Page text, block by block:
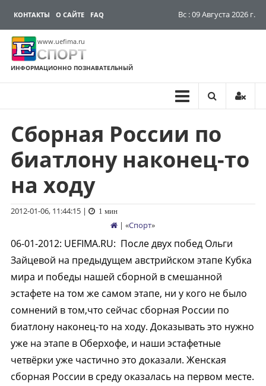
КОНТАКТЫ О САЙТЕ FAQ Вс : 09 Августа 2026 г.
www.uefima.ru
СПОРТ
ИНФОРМАЦИОННО ПОЗНАВАТЕЛЬНЫЙ
Перейти
содержимому
Сборная России по
биатлону наконец-то
на ходу
2012-01-06, 11:44:15| 1 мин
| «Спорт»
06-01-2012: UEFIMA.RU: После двух побед Ольги
Зайцевой на предыдущем австрийском этапе Кубка
мира и победы нашей сборной в смешанной
эстафете на том же самом этапе, ни у кого не было
сомнений в том,что сейчас сборная России по
биатлону наконец-то на ходу. Доказывать это нужно
уже на этапе в Оберхофе, и наши эстафетные
четвёрки уже частично это доказали. Женская
сборная России в среду оказалась на первом месте.